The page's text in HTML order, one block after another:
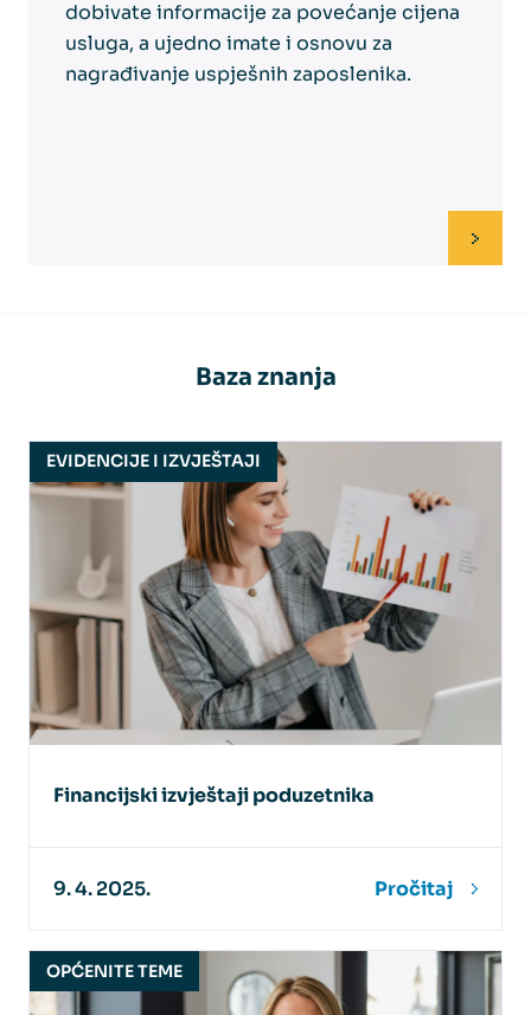
dobivate informacije za povećanje cijena
usluga, a ujedno imate i osnovu za
nagrađivanje uspješnih zaposlenika.
Baza znanja
EVIDENCIJE I IZVJEŠTAJI
Financijski izvještaji poduzetnika
9. 4. 2025. Pročitaj
OPĆENITE TEME